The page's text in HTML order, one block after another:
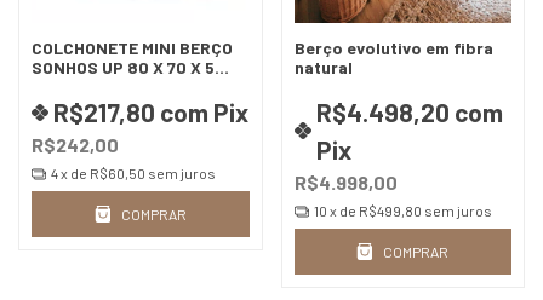
COLCHONETE MINI BERÇO
SONHOS UP 80 X 70 X 5
R$242,00
R$217,80 com Pix
4x de R$60,50 sem juros
COMPRAR
Berço evolutivo em fibra
natural
R$4.998,00
R$4.498,20 com
Pix
10 x de R$499,80 sem juros
COMPRAR